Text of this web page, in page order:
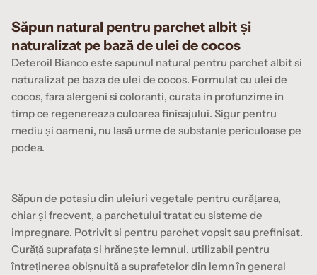
Săpun natural pentru parchet albit și
naturalizat pe bază de ulei de cocos
Deteroil Bianco este sapunul natural pentru parchet albit si
naturalizat pe baza de ulei de cocos. Formulat cu ulei de
cocos, fara alergeni si coloranti, curata in profunzime in
timp ce regenereaza culoarea finisajului. Sigur pentru
mediu și oameni, nu lasă urme de substanțe periculoase pe
podea.
Săpun de potasiu din uleiuri vegetale pentru curățarea,
chiar și frecvent, a parchetului tratat cu sisteme de
impregnare. Potrivit si pentru parchet vopsit sau prefinisat.
Curăță suprafața și hrănește lemnul, utilizabil pentru
întreținerea obișnuită a suprafețelor din lemn în general